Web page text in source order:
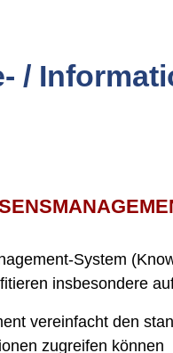
/
System
insbesondere
vereinfacht den
zugreifen können